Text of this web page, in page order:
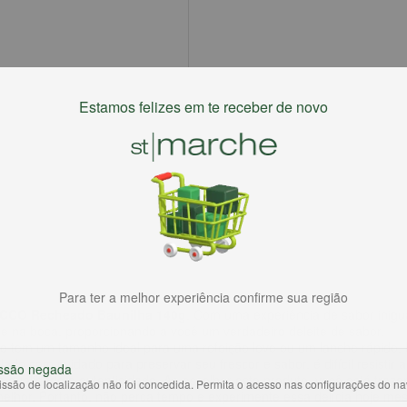
Recheado Baunilha 140g
. Com uma experiência de sabor
boca, proporcionando a você um verdadeiro deleite de sabor.
um tamanho ideal para uma refeição leve ou um lanche
com cuidado para preservar seu frescor e sabor, é difícil resistir a
e autenticidade. Ao escolher este produto, você está
Portanto, não perca tempo e experimente essa delícia hoje
Estamos felizes em te receber de novo
Para ter a melhor experiência confirme sua região
negada
de localização não foi concedida. Permita o acesso nas configurações do